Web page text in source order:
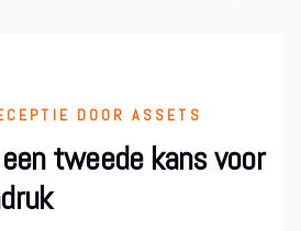
DOOR ASSETS
tweede kans voor